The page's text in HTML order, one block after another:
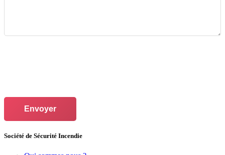
Envoyer
Société de Sécurité Incendie